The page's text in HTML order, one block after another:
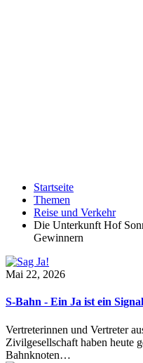
Startseite
Themen
Reise und Verkehr
Die Unterkunft Hof
Gewinnern
Mai 22, 2026
S-Bahn - Ein Ja ist ein
Vertreterinnen und Vertreter
Zivilgesellschaft haben heute
Bahnknoten…